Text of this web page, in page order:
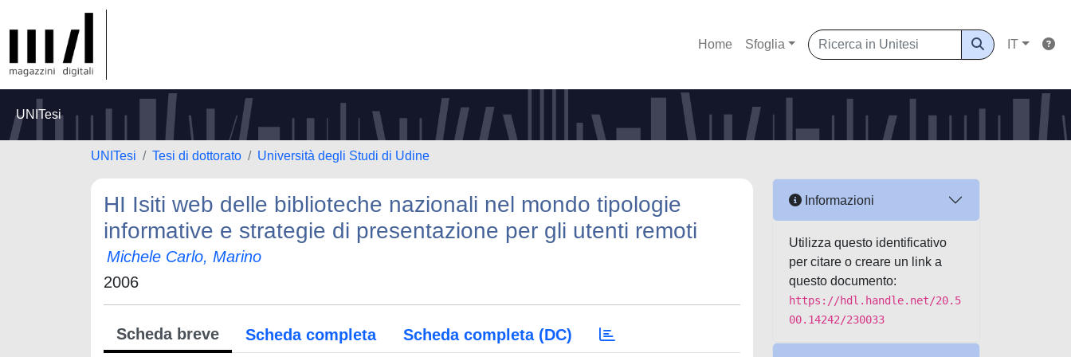
Home Sfoglia IT
UNITesi
UNITesi Tesi di dottorato Università degli Studi di Udine
HI Isiti web delle biblioteche nazionali nel mondo tipologie
informative e strategie di presentazione per gli utenti remoti
Michele Carlo, Marino
2006
Scheda breve Scheda completa Scheda completa (DC)
Informazioni
Utilizza questo identificativo
per citare o creare un link a
questo documento:
https://hdl.handle.net/20.5
00.14242/230033